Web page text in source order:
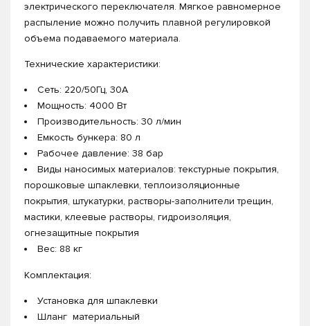
электрического переключателя. Мягкое равномерное
распыление можно получить плавной регулировкой
объема подаваемого материала.
Технические характеристики:
Сеть: 220/50Гц, 30А
Мощность: 4000 Вт
Производительность: 30 л/мин
Емкость бункера: 80 л
Рабочее давление: 38 бар
Виды наносимых материалов: текстурные покрытия,
порошковые шпаклевки, теплоизоляционные
покрытия, штукатурки, растворы-заполнители трещин,
мастики, клеевые растворы, гидроизоляция,
огнезащитные покрытия
Вес: 88 кг
Комплектация:
Установка для шпаклевки
Шланг материальный